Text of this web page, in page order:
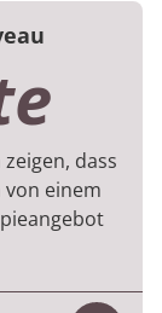
dass
einem